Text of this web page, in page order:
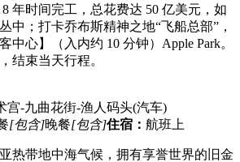
年时间完工，总花费达 50 亿美元，如
中；打卡乔布斯精神之地“飞船总部”，
中心】（入内约 10 分钟）Apple Park。
结束当天行程。
宫-九曲花街-渔人码头(汽车)
[包含]晚餐[包含]住宿： 航班上
热带地中海气候，拥有享誉世界的旧金